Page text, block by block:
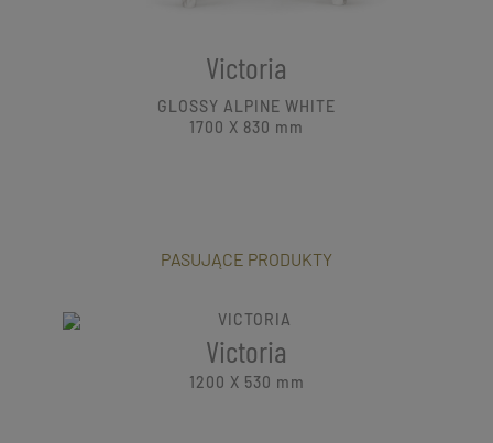
Victoria
GLOSSY ALPINE WHITE
1700 X 830 mm
PASUJĄCE PRODUKTY
Victoria
1200 X 530 mm